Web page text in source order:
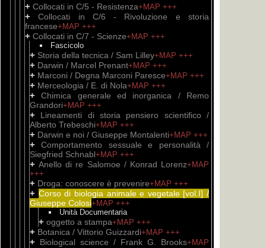
+ Collocati in C/5 - Resistenza+MAP +++
+Collocati in C/6 - Rivoluzione e storia
francese+MAP +++
+ Collocati in C/7 - Scienze+MAP +++
Fascicolo
+ Storia della tecnica / Sam Lilley+MAP +++
+ Darwin / Marcel Prenant+MAP +++
+ Marconi / Degna Marconi Paresce+MAP +++
+ Merceologia / E. di Nola+MAP +++
+Chimica generale ed inorganica / Remo
Grandori+MAP +++
+ Lineamenti di storia pensiero scientifico /
Alberto Trebeschi+MAP +++
+ Darwin e noi / Giuseppe Montalenti+MAP +++
+Comportamento sessuale e personalità /
Siegfried Schnabl+MAP +++
+Anello di re Salomoe / Konrad Lorenz+MAP
+++
+ Droga: conoscere è prevenire+MAP +++
+ Corso di biologia animale e vegetale [vol.I] /
Giuseppe Colosi+MAP +++
Unità Documentaria
+ oggetto a stampa+MAP +++
+ Botanica / Vittorio Guizzardi+MAP +++
+ Biological science / Frank G. Brooks+MAP